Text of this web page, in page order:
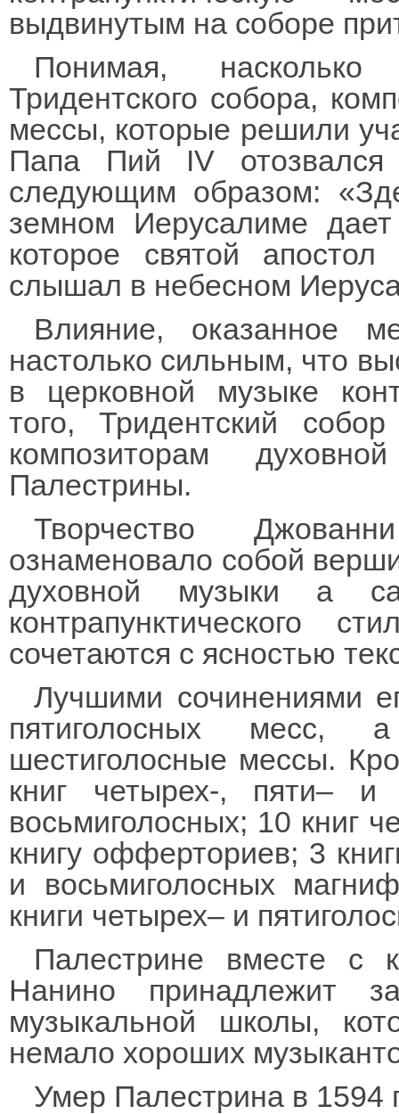
выдвинутым на соборе
Понимая,
Тридентского собора,
мессы, которые решили
Папа Пий IV отозвался
следующим образом:
земном Иерусалиме
которое святой
слышал в небесном
Влияние, оказанное
настолько сильным, что
в церковной музыке
того, Тридентский
композиторам
Палестрины.
Творчество
ознаменовало собой
духовной музыки a
контрапунктического
сочетаются с ясностью
Лучшими сочинениями
пятиголосных месс,
шестиголосные мессы.
книг четырех-, пяти– и
восьмиголосных; 10 книг
книгу офферториев; 3
и восьмиголосных
книги четырех– и
Палестрине вместе с
Нанино принадлежит
музыкальной школы,
немало хороших
Умер Палестрина в 1594